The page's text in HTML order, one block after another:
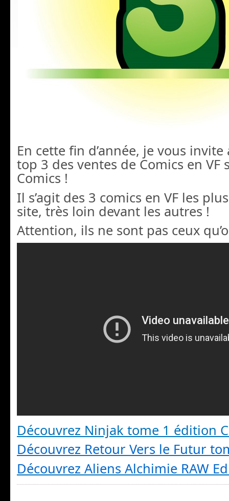
En cette fin d’année, je vous
top 3 des ventes de Comics en
Comics !
Il s’agit des 3 comics en VF les
site, très loin devant les autres !
Attention, ils ne sont pas ceux
Découvrez Ninjak tome 1 édition
Découvrez Retour Vers le Futur
Découvrez Aliens Alchimie RAW